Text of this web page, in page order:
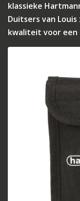
klassieke
Duitsers van
kwaliteit voor een